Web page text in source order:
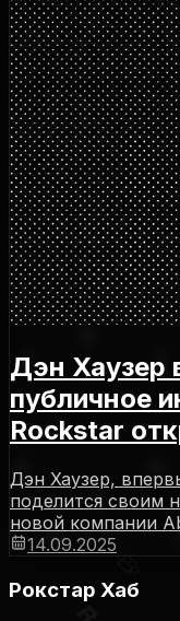
Дэн Хаузер
публичное
Rockstar
Дэн Хаузер,
поделится своим
новой компании
уникальный
14.09.2025
Рокстар Хаб